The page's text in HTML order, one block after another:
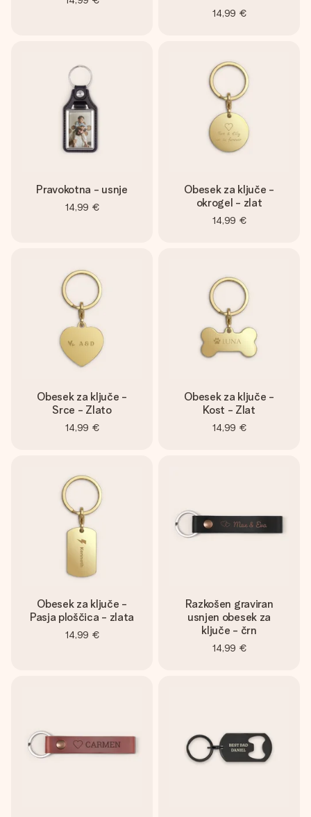
14,99 €
Pravokotna - usnje
14,99 €
Obesek za ključe -
okrogel - zlat
14,99 €
Obesek za ključe -
Srce - Zlato
14,99 €
Obesek za ključe -
Kost - Zlat
14,99 €
Obesek za ključe -
Pasja ploščica - zlata
14,99 €
Razkošen graviran
usnjen obesek za
ključe - črn
14,99 €